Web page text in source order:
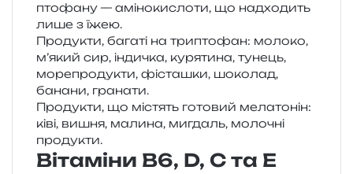
пто­фа­ну — амі­но­ки­сло­ти, що над­хо­дить
лише з їжею.
Продукти, бага­ті на три­пто­фан: моло­ко,
м’який сир, інди­чка, куря­ти­на, тунець,
море­про­ду­кти, фіста­шки, шоко­лад,
бана­ни, гранати.
Продукти, що містять гото­вий мела­то­нін:
ківі, вишня, мали­на, мигдаль, моло­чні
продукти.
Вітаміни В6, D, С та Е